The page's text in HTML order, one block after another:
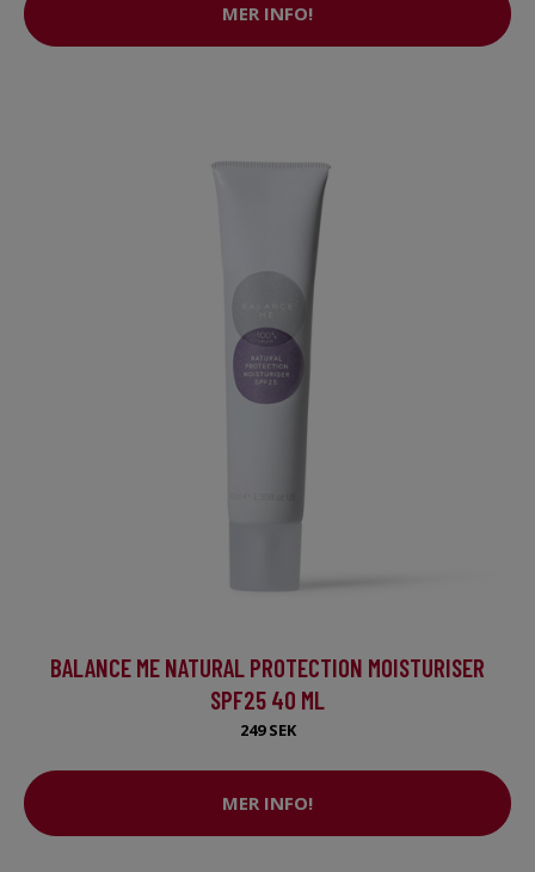
MER INFO!
BALANCE ME NATURAL PROTECTION MOISTURISER
SPF25 40 ML
249 SEK
MER INFO!